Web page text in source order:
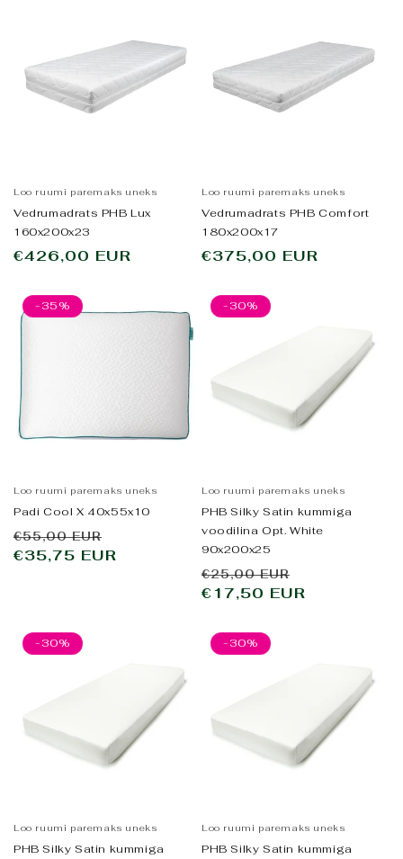
Loo ruumi paremaks uneks
Vedrumadrats PHB Lux
160x200x23
Tavahind
€426,00 EUR
Loo ruumi paremaks uneks
Vedrumadrats PHB Comfort
180x200x17
Tavahind
€375,00 EUR
-35%
Loo ruumi paremaks uneks
Padi Cool X 40x55x10
Tavahind
€55,00 EUR
Allahindluse
hind
€35,75 EUR
-30%
Loo ruumi paremaks uneks
PHB Silky Satin kummiga
voodilina Opt. White
90x200x25
Tavahind
€25,00 EUR
hind
€17,50 EUR
-30%
Loo ruumi paremaks uneks
PHB Silky Satin kummiga
-30%
Loo ruumi paremaks uneks
PHB Silky Satin kummiga